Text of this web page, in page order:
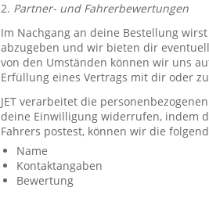
2. Partner- und Fahrerbewertungen
Im Nachgang an deine Bestellung
abzugeben und wir bieten dir
von den Umständen können wir uns
Erfüllung eines Vertrags mit dir oder
JET verarbeitet die
deine Einwilligung widerrufen, indem
Fahrers postest, können wir die
Name
Kontaktangaben
Bewertung